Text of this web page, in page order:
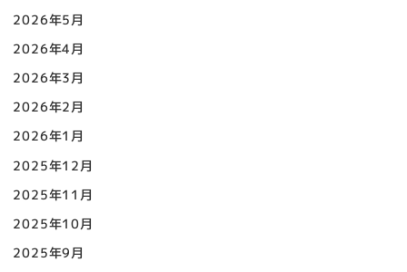
2026年5月
2026年4月
2026年3月
2026年2月
2026年1月
2025年12月
2025年11月
2025年10月
2025年9月